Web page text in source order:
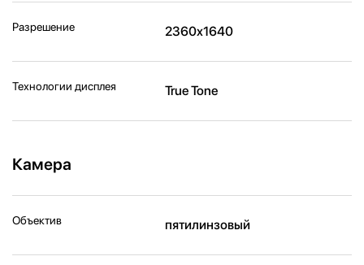
Разрешение 2360x1640
Технологии дисплея True Tone
Камера
Объектив пятилинзовый